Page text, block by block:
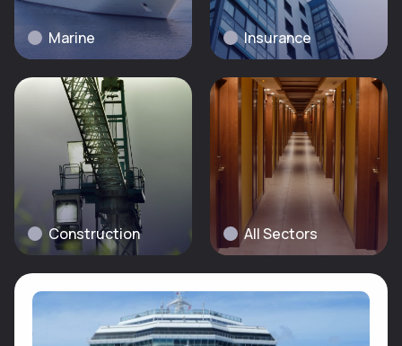
Marine Insurance
Construction All Sectors